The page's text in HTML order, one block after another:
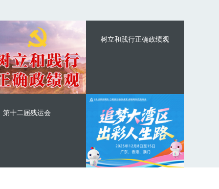
树立和践行正确政绩观
第十二届残运会